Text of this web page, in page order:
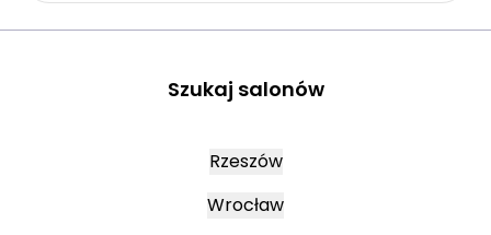
Szukaj salonów
Rzeszów
Wrocław